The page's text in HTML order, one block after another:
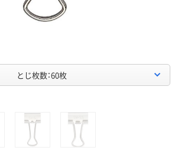
とじ枚数：60枚